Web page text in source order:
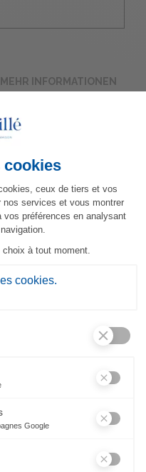
MEHR INFORMATIONEN
Geschirrtuch